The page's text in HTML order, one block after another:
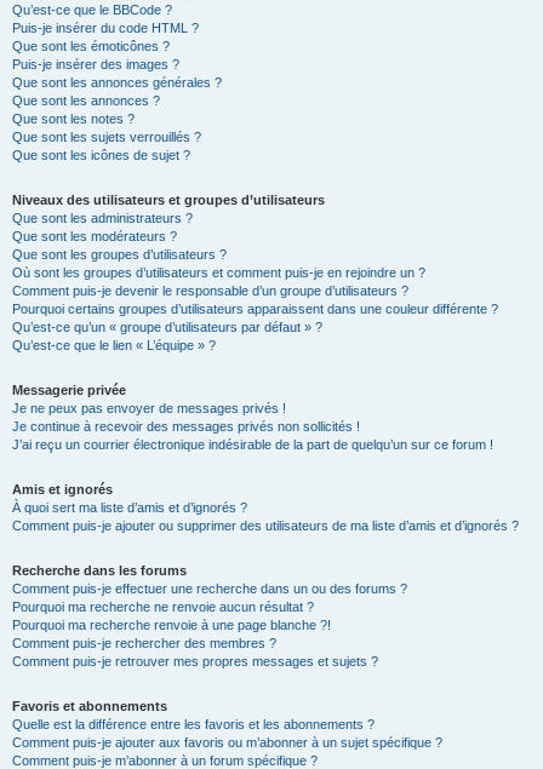
Qu’est-ce que le BBCode ?
Puis-je insérer du code HTML ?
Que sont les émoticônes ?
Puis-je insérer des images ?
Que sont les annonces générales ?
Que sont les annonces ?
Que sont les notes ?
Que sont les sujets verrouillés ?
Que sont les icônes de sujet ?
Niveaux des utilisateurs et groupes d’utilisateurs
Que sont les administrateurs ?
Que sont les modérateurs ?
Que sont les groupes d’utilisateurs ?
Où sont les groupes d’utilisateurs et comment puis-je en rejoindre un ?
Comment puis-je devenir le responsable d’un groupe d’utilisateurs ?
Pourquoi certains groupes d’utilisateurs apparaissent dans une couleur différente ?
Qu’est-ce qu’un « groupe d’utilisateurs par défaut » ?
Qu’est-ce que le lien « L’équipe » ?
Messagerie privée
Je ne peux pas envoyer de messages privés !
Je continue à recevoir des messages privés non sollicités !
J’ai reçu un courrier électronique indésirable de la part de quelqu’un sur ce forum !
Amis et ignorés
À quoi sert ma liste d’amis et d’ignorés ?
Comment puis-je ajouter ou supprimer des utilisateurs de ma liste d’amis et d’ignorés ?
Recherche dans les forums
Comment puis-je effectuer une recherche dans un ou des forums ?
Pourquoi ma recherche ne renvoie aucun résultat ?
Pourquoi ma recherche renvoie à une page blanche ?!
Comment puis-je rechercher des membres ?
Comment puis-je retrouver mes propres messages et sujets ?
Favoris et abonnements
Quelle est la différence entre les favoris et les abonnements ?
Comment puis-je ajouter aux favoris ou m’abonner à un sujet spécifique ?
Comment puis-je m’abonner à un forum spécifique ?